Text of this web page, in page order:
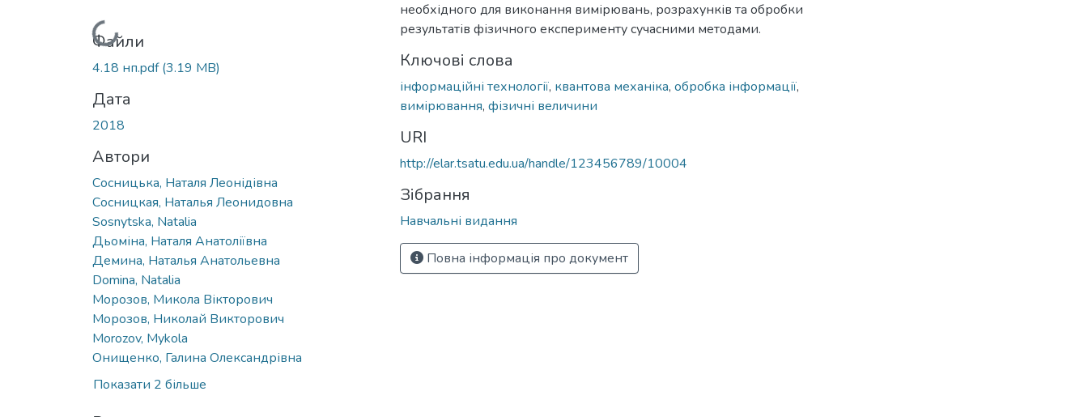
Вантажиться...
Файли
4.18 нп.pdf(3.19 MB)
Дата
2018
Автори
Сосницька, Наталя Леонідівна
Сосницкая, Наталья Леонидовна
Sosnytska, Natalia
Дьоміна, Наталя Анатоліївна
Демина, Наталья Анатольевна
Domina, Natalia
Морозов, Микола Вікторович
Морозов, Николай Викторович
Morozov, Mykola
Онищенко, Галина Олександрівна
Показати 2 більше
необхідного для виконання вимірювань, розрахунків та обробки
результатів фізичного експерименту сучасними методами.
Ключові слова
інформаційні технології, квантова механіка, обробка інформації,
вимірювання, фізичні величини
URI
http://elar.tsatu.edu.ua/handle/123456789/10004
Зібрання
Навчальні видання
Повна інформація про документ